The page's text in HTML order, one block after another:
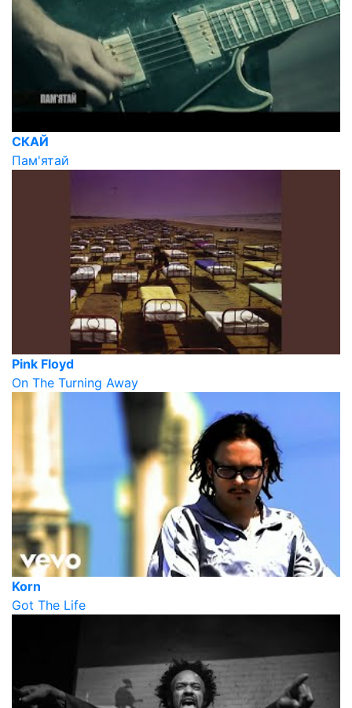
СКАЙ
Пам'ятай
Pink Floyd
On The Turning Away
Korn
Got The Life